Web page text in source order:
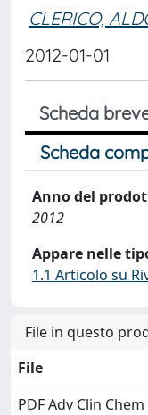
CLERICO,
2012-01-01
Scheda
Scheda
Anno del
2012
Appare nelle
1.1 Articolo su
File in questo
File
PDF Adv Clin